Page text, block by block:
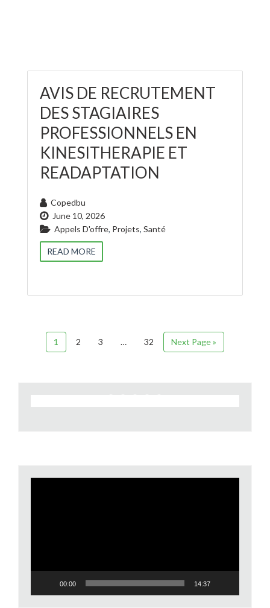
AVIS DE RECRUTEMENT
DES STAGIAIRES
PROFESSIONNELS EN
KINESITHERAPIE ET
READAPTATION
Copedbu
June 10, 2026
Appels D'offre, Projets, Santé
READ MORE
1 2 3 … 32 Next Page »
00:00 14:37